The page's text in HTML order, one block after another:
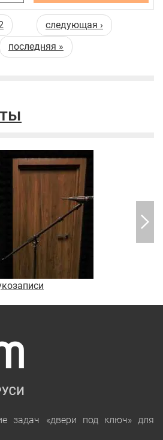
следующая ›
последняя »
задач «двери под ключ» для